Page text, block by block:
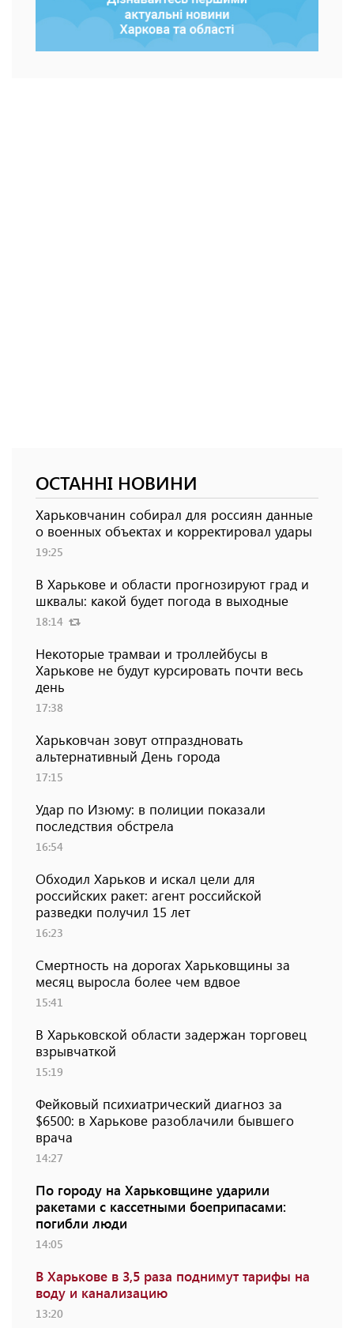
ОСТАННІ НОВИНИ
Харьковчанин собирал для россиян данные
о военных объектах и ​​корректировал удары
19:25
В Харькове и области прогнозируют град и
шквалы: какой будет погода в выходные
18:14
Некоторые трамваи и троллейбусы в
Харькове не будут курсировать почти весь
день
17:38
Харьковчан зовут отпраздновать
альтернативный День города
17:15
Удар по Изюму: в полиции показали
последствия обстрела
16:54
Обходил Харьков и искал цели для
российских ракет: агент российской
разведки получил 15 лет
16:23
Смертность на дорогах Харьковщины за
месяц выросла более чем вдвое
15:41
В Харьковской области задержан торговец
взрывчаткой
15:19
Фейковый психиатрический диагноз за
$6500: в Харькове разоблачили бывшего
врача
14:27
По городу на Харьковщине ударили
ракетами с кассетными боеприпасами:
погибли люди
14:05
В Харькове в 3,5 раза поднимут тарифы на
воду и канализацию
13:20